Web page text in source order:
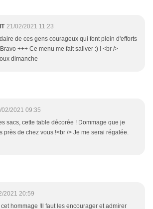
21/02/2021 11:23
de ces gens courageux qui font plein d'efforts
+++ Ce menu me fait saliver :) ! <br />
dimanche
02/2021 09:35
sacs, cette table décorée ! Dommage que je
près de chez vous !<br /> Je me serai régalée.
2021 20:59
cet hommage !Il faut les encourager et admirer